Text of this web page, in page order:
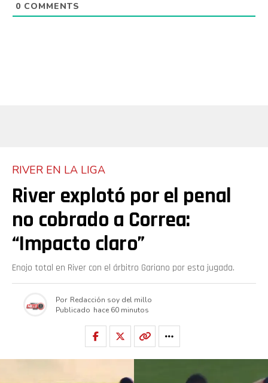
0 COMMENTS
RIVER EN LA LIGA
River explotó por el penal
no cobrado a Correa:
“Impacto claro”
Enojo total en River con el árbitro Gariano por esta jugada.
Por Redacción soy del millo
Publicado hace 60 minutos